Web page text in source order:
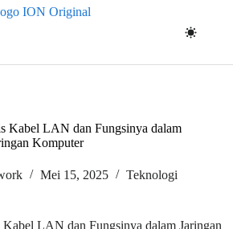
Kabel LAN dan Fungsinya dalam
Komputer
Mei 15, 2025 Teknologi